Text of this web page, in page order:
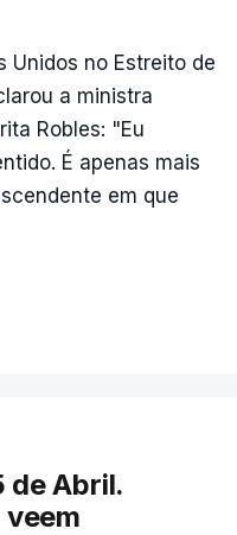
Unidos no Estreito de
a ministra
Robles: "Eu
É apenas mais
em que
de Abril.